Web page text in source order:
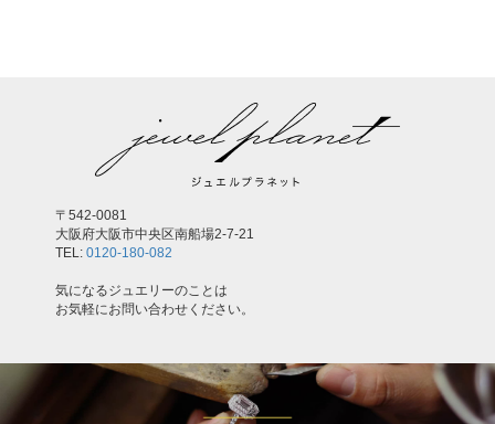
〒542-0081
大阪府大阪市中央区南船場2-7-21
TEL: 0120-180-082
気になるジュエリーのことは
お気軽にお問い合わせください。